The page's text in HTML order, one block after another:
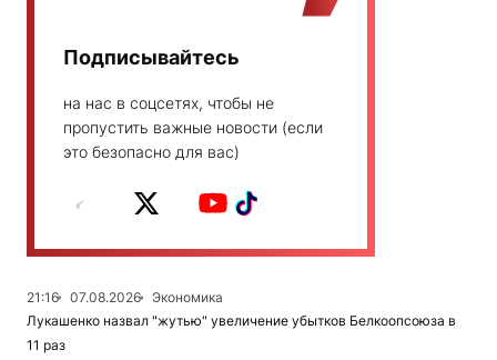
Подписывайтесь
на нас в соцсетях, чтобы не
пропустить важные новости (если
это безопасно для вас)
21:16 07.08.2026
Экономика
Лукашенко назвал "жутью" увеличение убытков Белкоопсоюза в
11 раз